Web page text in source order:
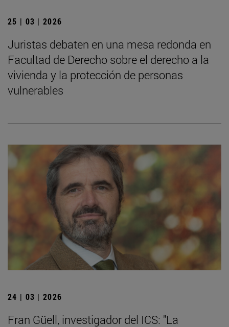
25 | 03 | 2026
Juristas debaten en una mesa redonda en
Facultad de Derecho sobre el derecho a la
vivienda y la protección de personas
vulnerables
24 | 03 | 2026
Fran Güell, investigador del ICS: "La